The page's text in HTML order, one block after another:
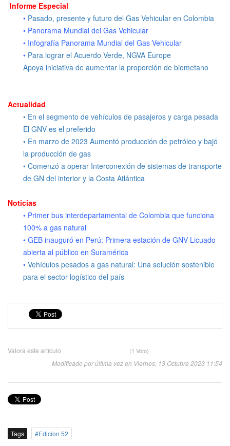
Informe Especial
• Pasado, presente y futuro del Gas Vehicular en Colombia
• Panorama Mundial del Gas Vehicular
• Infografía Panorama Mundial del Gas Vehicular
• Para lograr el Acuerdo Verde, NGVA Europe
Apoya iniciativa de aumentar la proporción de biometano
Actualidad
• En el segmento de vehículos de pasajeros y carga pesada
El GNV es el preferido
• En marzo de 2023 Aumentó producción de petróleo y bajó
la producción de gas
• Comenzó a operar Interconexión de sistemas de transporte
de GN del interior y la Costa Atlántica
Noticias
• Primer bus interdepartamental de Colombia que funciona
100% a gas natural
• GEB inauguró en Perú: Primera estación de GNV Licuado
abierta al público en Suramérica
• Vehículos pesados a gas natural: Una solución sostenible
para el sector logístico del país
Valora este artículo (1 Voto)
Modificado por última vez en Viernes, 13 Octubre 2023 11:54
Tags Edicion 52